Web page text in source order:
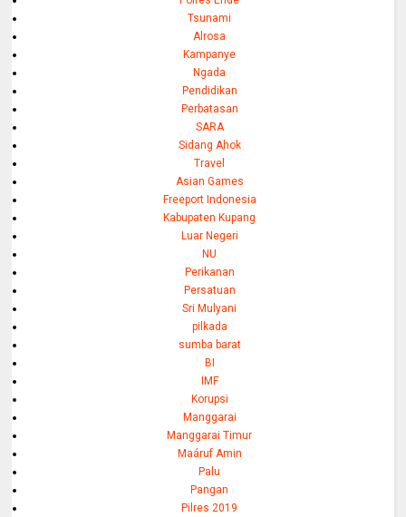
Tsunami
Alrosa
Kampanye
Ngada
Pendidikan
Perbatasan
SARA
Sidang Ahok
Travel
Asian Games
Freeport Indonesia
Kabupaten Kupang
Luar Negeri
NU
Perikanan
Persatuan
Sri Mulyani
pilkada
sumba barat
BI
IMF
Korupsi
Manggarai
Manggarai Timur
Maáruf Amin
Palu
Pangan
Pilres 2019